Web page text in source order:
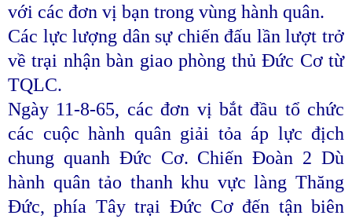
với các đơn vị bạn trong vùng hành quân.
Các lực lượng dân sự chiến đấu lần lượt trở
về trại nhận bàn giao phòng thủ Đức Cơ từ
TQLC.
Ngày 11-8-65, các đơn vị bắt đầu tổ chức
các cuộc hành quân giải tỏa áp lực địch
chung quanh Đức Cơ. Chiến Đoàn 2 Dù
hành quân tảo thanh khu vực làng Thăng
Đức, phía Tây trại Đức Cơ đến tận biên